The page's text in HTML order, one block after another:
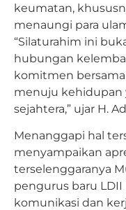
keumatan,
menaungi para
“Silaturahim ini
hubungan
komitmen
menuju kehidupan
sejahtera,” ujar H.
Menanggapi hal
menyampaikan
terselenggaranya
pengurus baru LDII
komunikasi dan